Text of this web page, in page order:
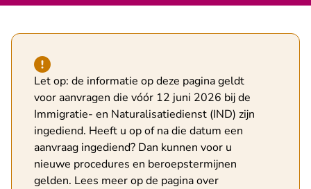
Hint van type waarschuwing
Let op: de informatie op deze pagina geldt
voor aanvragen die vóór 12 juni 2026 bij de
Immigratie- en Naturalisatiedienst (IND) zijn
ingediend. Heeft u op of na die datum een
aanvraag ingediend? Dan kunnen voor u
nieuwe procedures en beroepstermijnen
gelden. Lees meer op de pagina over